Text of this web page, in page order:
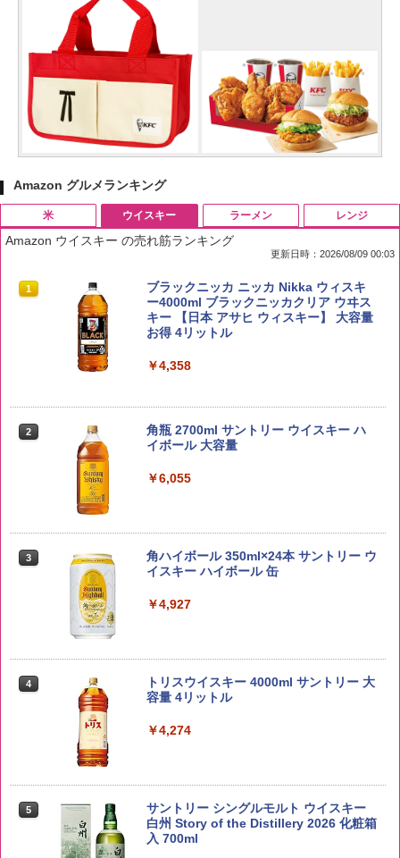
Amazon グルメランキング
米
1 by Amazon 国産ブレンド米 精米 5kg
￥2,650
5kg 長野県産 令和7年産
kg 業務用 お米マイスターブレンド
らめき 5kg 令和7年産
米 5kg
￥3,396
ウイスキー
Amazon ウイスキー の売れ筋ランキング
更新日時：2026/08/09 00:03
1
ブラックニッカ ニッカ Nikka ウィスキ
ー4000ml ブラックニッカクリア ウヰス
キー 【日本 アサヒ ウィスキー】 大容量
お得 4リットル
￥4,358
2
角瓶 2700ml サントリー ウイスキー ハ
イボール 大容量
￥6,055
3
角ハイボール 350ml×24本 サントリー ウ
イスキー ハイボール 缶
￥4,927
4
トリスウイスキー 4000ml サントリー 大
容量 4リットル
￥4,274
5
サントリー シングルモルト ウイスキー
白州 Story of the Distillery 2026 化粧箱
入 700ml
ラーメン レンジ